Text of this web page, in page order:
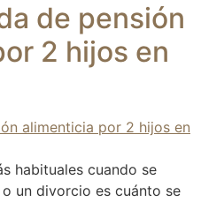
de pensión
2 hijos en
habituales cuando se
un divorcio es cuánto se